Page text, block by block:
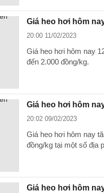
Giá heo hơi hôm
20:00 11/02/2023
Giá heo hơi hôm nay
đến 2.000 đồng/kg.
Giá heo hơi hôm
20:02 09/02/2023
Giá heo hơi hôm nay
đồng/kg tại một số địa
Giá heo hơi hôm